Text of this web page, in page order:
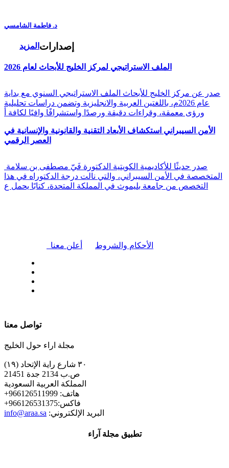
د. فاطمة الشامسي
المزيد إصدارات
الملف الاستراتيجي لمركز الخليج للأبحاث لعام 2026
صدر عن مركز الخليج للأبحاث الملف الاستراتيجي السنوي مع بداية
عام 2026م، باللغتين العربية والانجليزية وتضمن دراسات تحليلية
ورؤى معمقة، وقراءات دقيقة ورصدًا واستشرافًا وافيًا لكافة أ
الأمن السيبراني استكشاف الأبعاد التقنية والقانونية والإنسانية في
العصر الرقمي
المتخصصة في الأمن السيبراني، والتي نالت درجة الدكتوراه في هذا
التخصص من جامعة بليموث في المملكة المتحدة، كتابًا يحمل ع
أعلن معنا الأحكام والشروط
تواصل معنا
مجلة اراء حول الخليج
٣٠ شارع راية الإتحاد (١٩)
ص.ب 2134 جدة 21451
المملكة العربية السعودية
+هاتف: 966126511999
+فاكس:966126531375
info@araa.sa :البريد الإلكتروني
تطبيق مجلة آراء